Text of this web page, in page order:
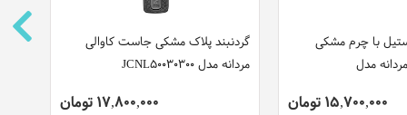
گردنبند پلاک مشکی جاست کاوالی
مردانه مدل JCNL50030300
17,800,000 تومان
با چرم مشکی
مدل
15,700,000 تومان